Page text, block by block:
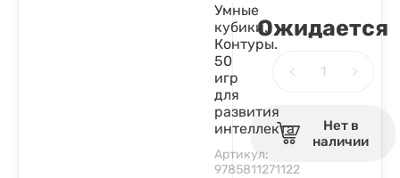
Умные
кубики.
Контуры.
50
игр
для
развития
интеллекта
Артикул:
9785811271122
Ожидается
Нет в
наличии